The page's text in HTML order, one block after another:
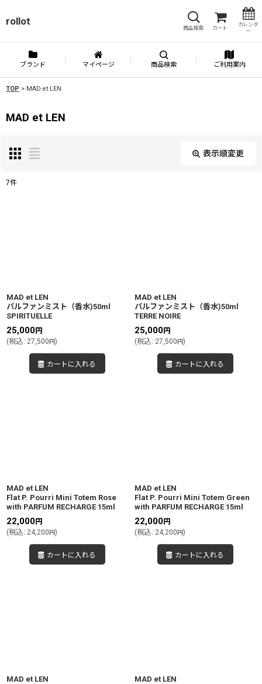
rollot
商品検索 カート
カレンダ
ー
ブランド マイページ 商品検索 ご利用案内
TOP > MAD et LEN
MAD et LEN
表示順変更
7件
MAD et LEN
パルファンミスト（香水)50ml
SPIRITUELLE
25,000円
(税込: 27,500円)
カートに入れる
MAD et LEN
パルファンミスト（香水)50ml
TERRE NOIRE
25,000円
(税込: 27,500円)
カートに入れる
MAD et LEN
Flat P. Pourri Mini Totem Rose
with PARFUM RECHARGE 15ml
22,000円
(税込: 24,200円)
カートに入れる
MAD et LEN
Flat P. Pourri Mini Totem Green
with PARFUM RECHARGE 15ml
22,000円
(税込: 24,200円)
カートに入れる
MAD et LEN
MAD et LEN